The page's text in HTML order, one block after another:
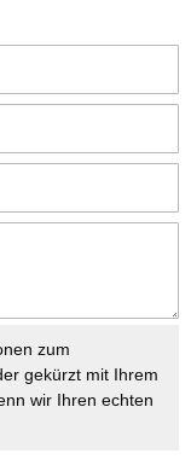
zum
gekürzt mit Ihrem
wir Ihren echten